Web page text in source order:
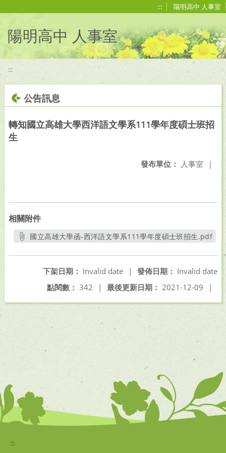
::: 陽明高中 人事室
陽明高中 人事室
:::
公告訊息
轉知國立高雄大學西洋語文學系111學年度碩士班招
生
發布單位： 人事室 |
相關附件
國立高雄大學函-西洋語文學系111學年度碩士班招生.pdf
發佈日期： Invalid date
下架日期： Invalid date
|
最後更新日期： 2021-12-09 |
點閱數： 342 |
:::